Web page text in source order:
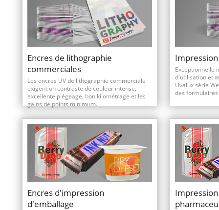
Encres de lithographie
commerciales
Les encres UV de lithographie commerciale
exigent un contraste de couleur intense,
excellente piégeage, bon kilométrage et les
gains de points minimum.
Exceptionnelle
d'utilisation et
Uvalux série
des
Encres d'impression
d'emballage